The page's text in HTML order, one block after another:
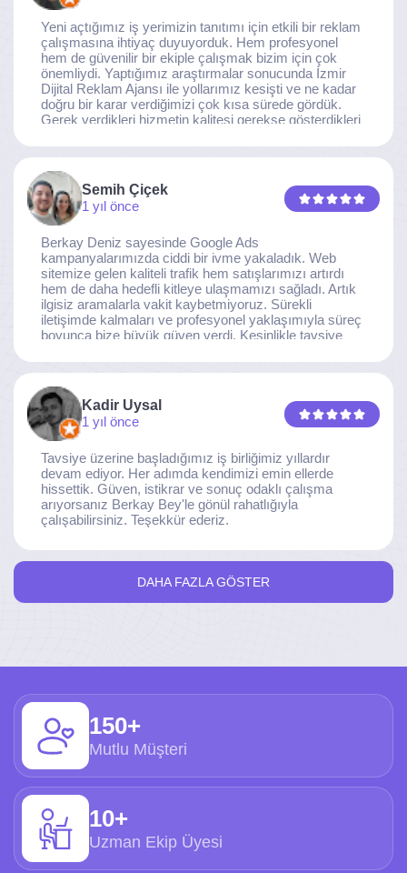
Yeni açtığımız iş yerimizin tanıtımı için etkili bir reklam
çalışmasına ihtiyaç duyuyorduk. Hem profesyonel
hem de güvenilir bir ekiple çalışmak bizim için çok
önemliydi. Yaptığımız araştırmalar sonucunda İzmir
Dijital Reklam Ajansı ile yollarımız kesişti ve ne kadar
doğru bir karar verdiğimizi çok kısa sürede gördük.
Gerek verdikleri hizmetin kalitesi gerekse gösterdikleri
noktaya ulaştı. Kaliteden asla taviz vermeyen, her
ekibine gönülden teşekkür ederiz.
Semih Çiçek
1 yıl önce
Berkay Deniz sayesinde Google Ads
kampanyalarımızda ciddi bir ivme yakaladık. Web
sitemize gelen kaliteli trafik hem satışlarımızı artırdı
hem de daha hedefli kitleye ulaşmamızı sağladı. Artık
ilgisiz aramalarla vakit kaybetmiyoruz. Sürekli
iletişimde kalmaları ve profesyonel yaklaşımıyla süreç
boyunca bize büyük güven verdi. Kesinlikle tavsiye
Kadir Uysal
1 yıl önce
Tavsiye üzerine başladığımız iş birliğimiz yıllardır
devam ediyor. Her adımda kendimizi emin ellerde
hissettik. Güven, istikrar ve sonuç odaklı çalışma
arıyorsanız Berkay Bey'le gönül rahatlığıyla
çalışabilirsiniz. Teşekkür ederiz.
DAHA FAZLA GÖSTER
150+
Mutlu Müşteri
10+
Uzman Ekip Üyesi